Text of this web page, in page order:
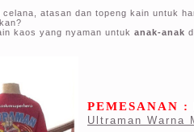
atasan dan topeng kain untuk
kan?
kaos yang nyaman untuk anak-anak
PEMESANAN :
Ultraman Warna